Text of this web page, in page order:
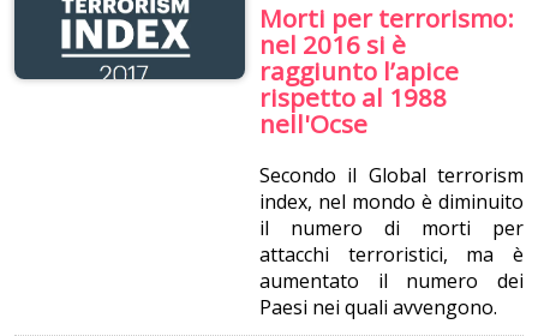
Morti per terrorismo:
nel 2016 si è
raggiunto l’apice
rispetto al 1988
nell'Ocse
Secondo il Global terrorism
index, nel mondo è diminuito
il numero di morti per
attacchi terroristici, ma è
aumentato il numero dei
Paesi nei quali avvengono.